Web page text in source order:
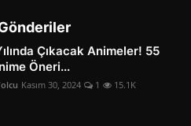
Çıkacak Animeler! 55
Öneri...
Kasım 30, 2024 1 15.1K